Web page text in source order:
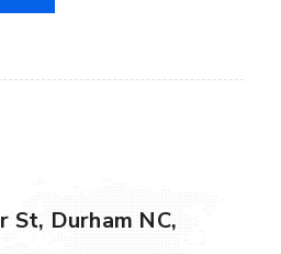
St, Durham NC,